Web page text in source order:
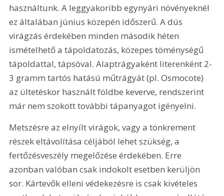
használtunk. A leggyakoribb egynyári növényeknél
ez általában június közepén időszerű. A dús
virágzás érdekében minden második héten
ismételhető a tápoldatozás, közepes töménységű
tápoldattal, tápsóval. Alaptrágyaként literenként 2-
3 gramm tartós hatású műtrágyát (pl. Osmocote)
az ültetéskor használt földbe keverve, rendszerint
már nem szokott további tápanyagot igényelni.
Metszésre az elnyílt virágok, vagy a tönkrement
részek eltávolítása céljából lehet szükség, a
fertőzésveszély megelőzése érdekében. Erre
azonban valóban csak indokolt esetben kerüljön
sor. Kártevők elleni védekezésre is csak kivételes